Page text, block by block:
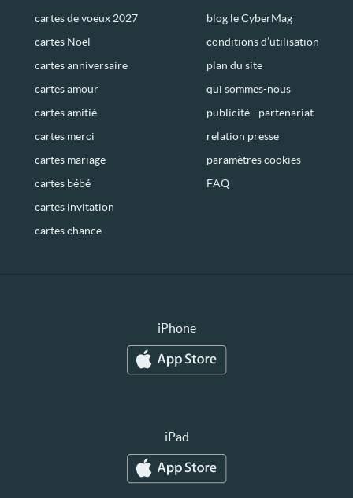
cartes de voeux 2027
cartes Noël
cartes anniversaire
cartes amour
cartes amitié
cartes merci
cartes mariage
cartes bébé
cartes invitation
cartes chance
blog le CyberMag
conditions d’utilisation
plan du site
qui sommes-nous
publicité - partenariat
relation presse
paramètres cookies
FAQ
iPhone
iPad